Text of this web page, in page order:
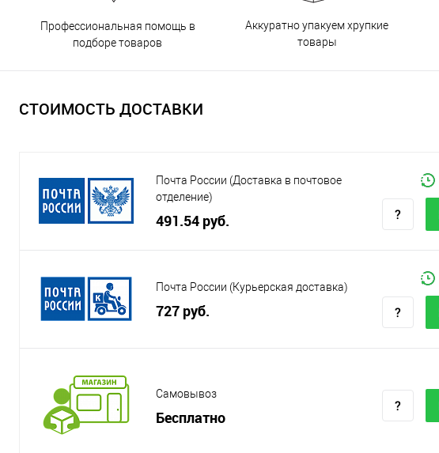
Профессиональная помощь в
подборе товаров
Аккуратно упакуем хрупкие
товары
СТОИМОСТЬ ДОСТАВКИ
Почта России (Доставка в почтовое
отделение)
491.54 руб.
Почта России (Курьерская доставка)
727 руб.
Самовывоз
Бесплатно